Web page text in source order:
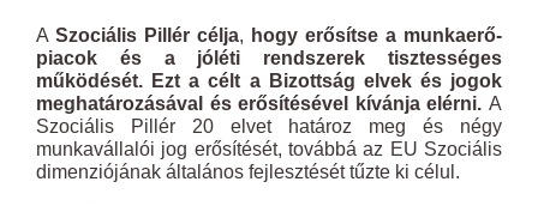
A Szociális Pillér célja, hogy erősítse a munkaerő-
piacok és a jóléti rendszerek tisztességes
működését. Ezt a célt a Bizottság elvek és jogok
meghatározásával és erősítésével kívánja elérni. A
Szociális Pillér 20 elvet határoz meg és négy
munkavállalói jog erősítését, továbbá az EU Szociális
dimenziójának általános fejlesztését tűzte ki célul.